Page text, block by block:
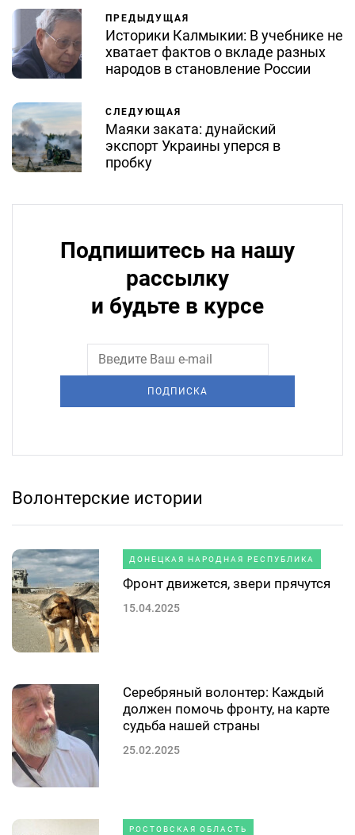
ПРЕДЫДУЩАЯ
Историки Калмыкии: В учебнике не
хватает фактов о вкладе разных
народов в становление России
СЛЕДУЮЩАЯ
Маяки заката: дунайский
экспорт Украины уперся в
пробку
Подпишитесь на нашу
рассылку
и будьте в курсе
ПОДПИСКА
Волонтерские истории
ДОНЕЦКАЯ НАРОДНАЯ РЕСПУБЛИКА
Фронт движется, звери прячутся
15.04.2025
Серебряный волонтер: Каждый
должен помочь фронту, на карте
судьба нашей страны
25.02.2025
РОСТОВСКАЯ ОБЛАСТЬ